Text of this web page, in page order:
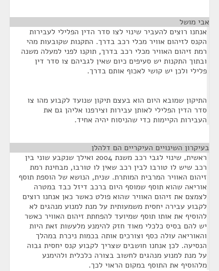
אבי מושל
אנחנו רוצים להעביר שינוי לצו סדר הדין הפלילי לעבירות
הקנס לזיהום אוויר מכלי רכב בדרך. התקנות שקובעות מהי
רמת זיהום האוויר מכלי רכב בדרך, תוקנו לפני למעלה משנה
ובתוך התקנות יש סעיפים כיום שאין לגביהם צו סדר דין
פלילי ולכן יש קושי לאכוף אותם בדרך.
התיקון שמובא היום הוא בעצם תיקון שנועד לקבוע מהו צו
סדר הדין הפלילי לאותן עבירות וצירפנו אליהן גם את
העבירות הקיימות כדי שהניסוח יהיה אחיד.
בעיקרון השינויים העיקריים הם דלהלן
ראשית, שינוי לגבי רכב משנת 2004 ואילך שנקבע שוני בין
רכב שיש לו טורבו לבין רכב שאין לו טורבו, מבחינת רמת
זיהום האוויר המרבית המותרת. שנית, הנושא של הוספת תוסף
אוריאה שהוא תוסף שמוסף היום ברכב דיזל כבד במטרה
לצמצם את זיהום האוויר שהוא פולט כאשר כאן אנחנו רוצים
לקבוע עבירה יחסית משמעותית על מנת למנוע מנהגים לא
להוסיף את אותו תוסף שמיועד להפחתת זיהום האוויר כאשר
יש להם בסיס כלכלי מאוד חזק להימנע מלעשות זאת היות
והאוריאה עולה כסף וצורכים אותה בכמות ניכרת במהלך
הנסיעה. לכן אנחנו חושבים שצריך לקבוע קנס יחסית גבוה
על מנת למנוע מנהגים לחשוב בצורה כלכלית ולהימנע
מלהוסיף את התוסף במקום הראוי לכך.